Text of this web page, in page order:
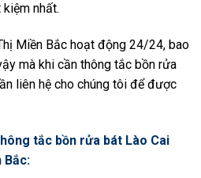
nhất.
Miền Bắc hoạt động 24/24, bao
mà khi cần thông tắc bồn rửa
liên hệ cho chúng tôi để được
tắc bồn rửa bát Lào Cai
Bắc: